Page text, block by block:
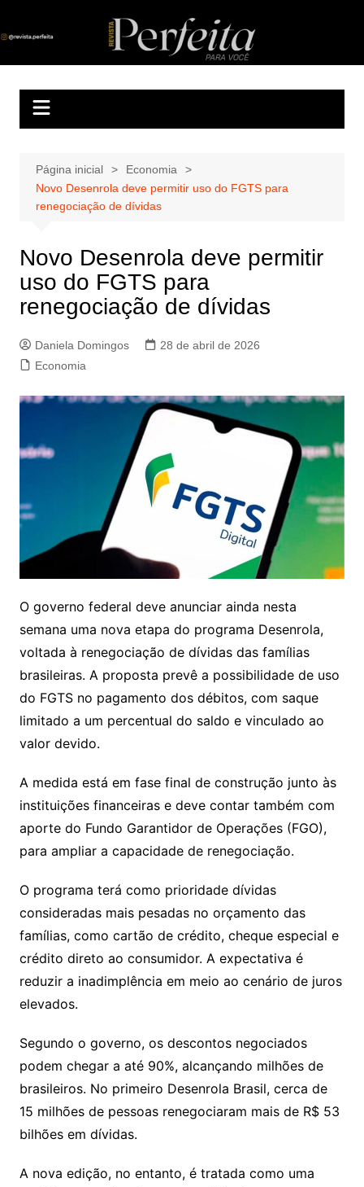
Revista Perfeita
A melhor revista eletrônica do interior de Sergipe
Página inicial
Economia
Novo Desenrola deve permitir uso do FGTS para
renegociação de dívidas
Novo Desenrola deve permitir
uso do FGTS para
renegociação de dívidas
Daniela Domingos
28 de abril de 2026
Economia
O governo federal deve anunciar ainda nesta
semana uma nova etapa do programa Desenrola,
voltada à renegociação de dívidas das famílias
brasileiras. A proposta prevê a possibilidade de uso
do FGTS no pagamento dos débitos, com saque
limitado a um percentual do saldo e vinculado ao
valor devido.
A medida está em fase final de construção junto às
instituições financeiras e deve contar também com
aporte do Fundo Garantidor de Operações (FGO),
para ampliar a capacidade de renegociação.
O programa terá como prioridade dívidas
consideradas mais pesadas no orçamento das
famílias, como cartão de crédito, cheque especial e
crédito direto ao consumidor. A expectativa é
reduzir a inadimplência em meio ao cenário de juros
elevados.
Segundo o governo, os descontos negociados
podem chegar a até 90%, alcançando milhões de
brasileiros. No primeiro Desenrola Brasil, cerca de
15 milhões de pessoas renegociaram mais de R$ 53
bilhões em dívidas.
A nova edição, no entanto, é tratada como uma